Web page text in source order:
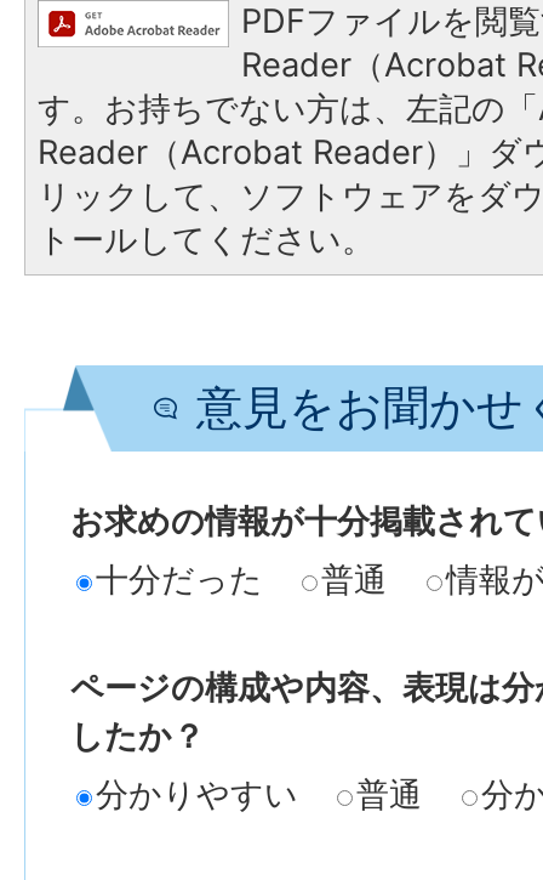
PDFファイルを閲
Reader（Acrobat
す。お持ちでない方は、左記の
Reader（Acrobat Reader）」ダ
リックして、ソフトウェアをダ
トールしてください。
意見をお聞かせ
お求めの情報が十分掲載され
十分だった
普通 情報
ページの構成や内容、表現は
したか？
分かりやすい
普通 分